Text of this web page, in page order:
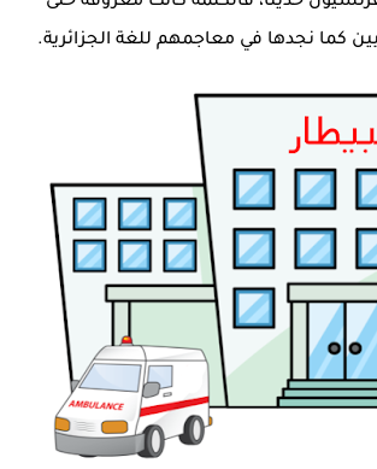
كما نجدها في معاجمهم للغة الجزائرية.